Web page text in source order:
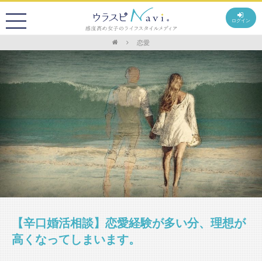
ログイン
恋愛
【辛口婚活相談】恋愛経験が多い分、理想が
高くなってしまいます。